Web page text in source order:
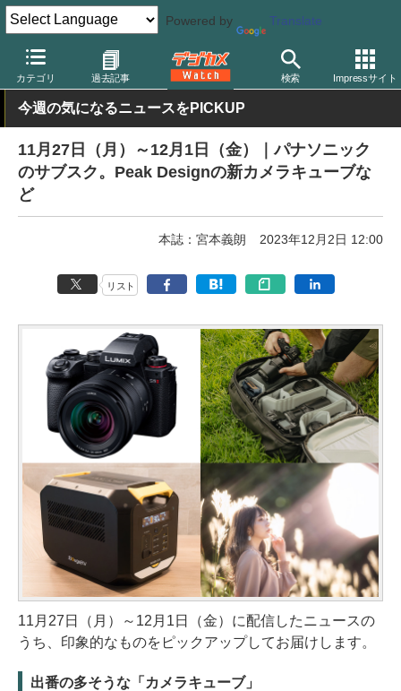
Powered by Translate
カテゴリ 過去記事 検索 Impressサイト
デジカメ Watch カメラ ミラーレスカメラ ソニー
今週の気になるニュースをPICKUP
11月27日（月）～12月1日（金）｜パナソニック
のサブスク。Peak Designの新カメラキューブな
ど
本誌：宮本義朗 2023年12月2日 12:00
リスト
11月27日（月）～12月1日（金）に配信したニュースの
うち、印象的なものをピックアップしてお届けします。
出番の多そうな「カメラキューブ」